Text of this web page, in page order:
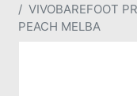
VIVOBAREFOOT
PEACH MELBA